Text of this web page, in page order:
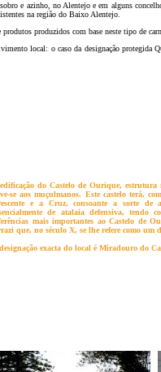
e azinho, no Alentejo e em alguns
na região do Baixo Alentejo.
produzidos com base neste tipo de
local: o caso da designação
do Castelo de Ourique,
se aos muçulmanos. Este castelo terá,
e a Cruz, consoante a sorte de
de atalaia defensiva,
mais importantes ao Castelo de
que, no século X, se lhe refere como um
exacta do local é Miradouro do